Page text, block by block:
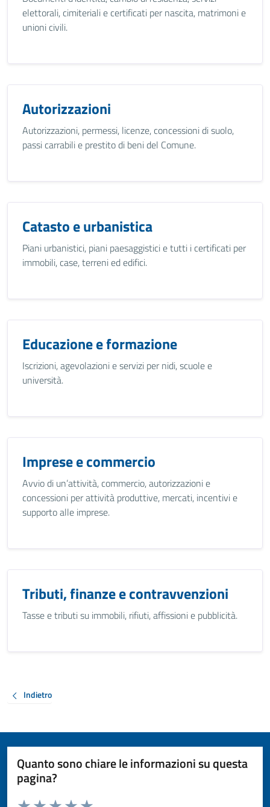
elettorali, cimiteriali e certificati per nascita, matrimoni e
unioni civili.
Autorizzazioni
Autorizzazioni, permessi, licenze, concessioni di suolo,
passi carrabili e prestito di beni del Comune.
Catasto e urbanistica
Piani urbanistici, piani paesaggistici e tutti i certificati per
immobili, case, terreni ed edifici.
Educazione e formazione
Iscrizioni, agevolazioni e servizi per nidi, scuole e
università.
Imprese e commercio
Avvio di un’attività, commercio, autorizzazioni e
concessioni per attività produttive, mercati, incentivi e
supporto alle imprese.
Tributi, finanze e contravvenzioni
Tasse e tributi su immobili, rifiuti, affissioni e pubblicità.
Indietro
Quanto sono chiare le informazioni su questa
pagina?
Valuta da 1 a 5 stelle la pagina